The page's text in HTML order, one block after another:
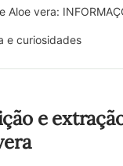
Aloe vera:
e curiosidades
e